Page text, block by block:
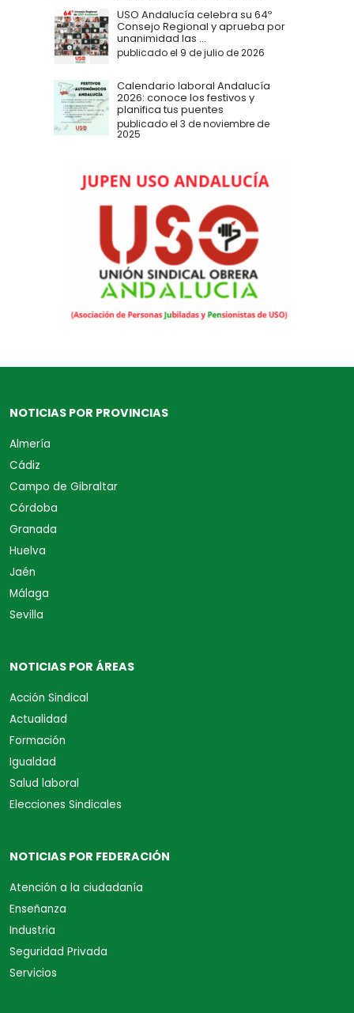
USO Andalucía celebra su 64º
Consejo Regional y aprueba por
unanimidad las ...
publicado el 9 de julio de 2026
Calendario laboral Andalucía
2026: conoce los festivos y
planifica tus puentes
publicado el 3 de noviembre de
2025
NOTICIAS POR PROVINCIAS
Almería
Cádiz
Campo de Gibraltar
Córdoba
Granada
Huelva
Jaén
Málaga
Sevilla
NOTICIAS POR ÁREAS
Acción Sindical
Actualidad
Formación
Igualdad
Salud laboral
Elecciones Sindicales
NOTICIAS POR FEDERACIÓN
Atención a la ciudadanía
Enseñanza
Industria
Seguridad Privada
Servicios